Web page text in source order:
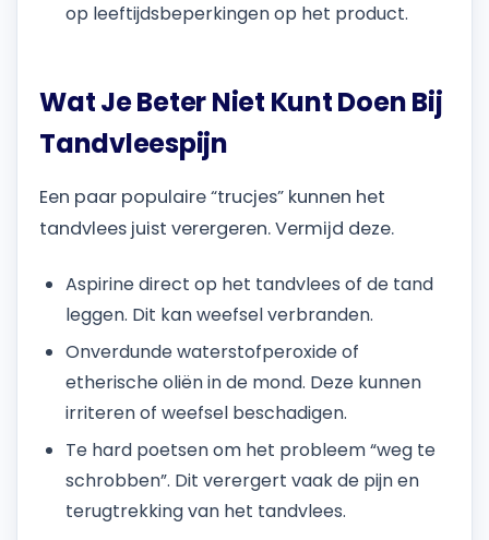
op leeftijdsbeperkingen op het product.
Wat Je Beter Niet Kunt Doen Bij
Tandvleespijn
Een paar populaire “trucjes” kunnen het
tandvlees juist verergeren. Vermijd deze.
Aspirine direct op het tandvlees of de tand
leggen. Dit kan weefsel verbranden.
Onverdunde waterstofperoxide of
etherische oliën in de mond. Deze kunnen
irriteren of weefsel beschadigen.
Te hard poetsen om het probleem “weg te
schrobben”. Dit verergert vaak de pijn en
terugtrekking van het tandvlees.